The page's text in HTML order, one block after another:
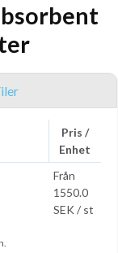
Pris /
Enhet
Från
1550.0
SEK / st
in i ditt tips!